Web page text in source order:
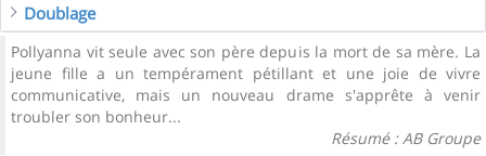
Doublage
Pollyanna vit seule avec son père depuis la mort de sa mère. La
jeune fille a un tempérament pétillant et une joie de vivre
communicative, mais un nouveau drame s'apprête à venir
troubler son bonheur...
Résumé : AB Groupe